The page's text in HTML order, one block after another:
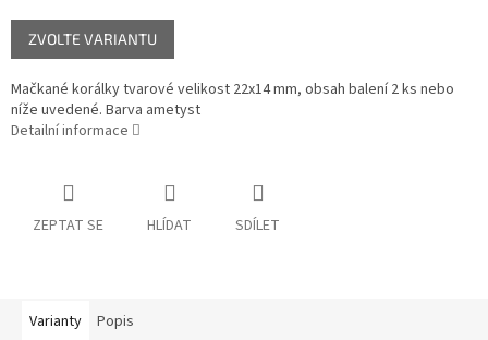
Měrná
cena:
ZVOLTE VARIANTU
Mačkané korálky tvarové velikost 22x14 mm, obsah balení 2 ks nebo
níže uvedené. Barva ametyst
Detailní informace
ZEPTAT SE HLÍDAT SDÍLET
Varianty Popis